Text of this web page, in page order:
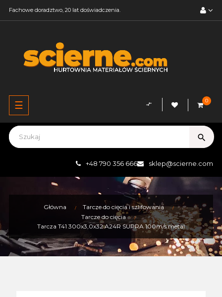
Fachowe doradztwo, 20 lat doświadczenia.
Przełącz
nawigację
☰ compare_arrows
0
search
+48 790 356 666 sklep@scierne.com
Główna
Tarcze do cięcia i szlifowania
Tarcze do cięcia
Tarcza T41 300x3,0x32 A24R SUPRA 100m/s metal